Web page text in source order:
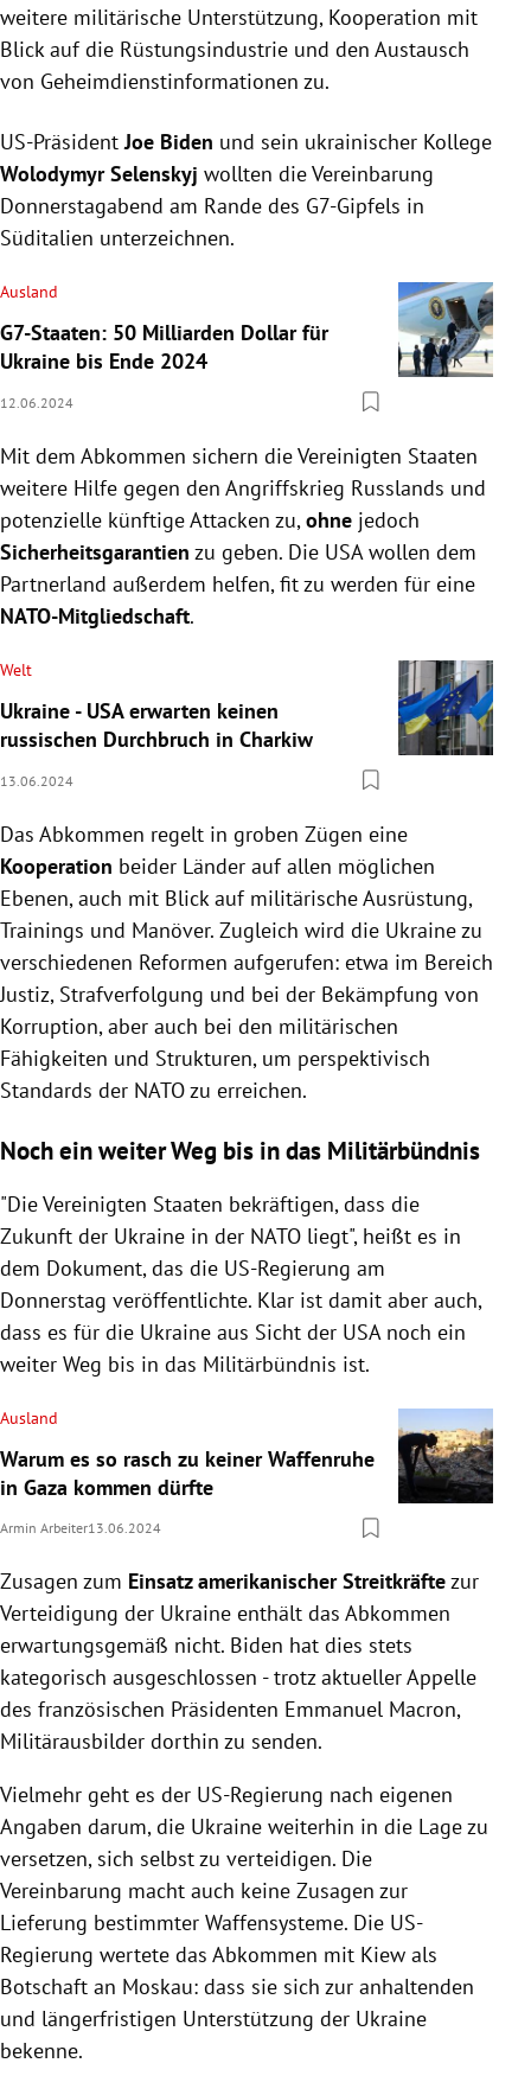
weitere militärische Unterstützung, Kooperation mit
Blick auf die Rüstungsindustrie und den Austausch
von Geheimdienstinformationen zu.
US-PräsidentJoe Biden und sein ukrainischer Kollege
Wolodymyr Selenskyj wollten die Vereinbarung
Donnerstagabend am Rande des G7-Gipfels in
Süditalien unterzeichnen.
Ausland
G7-Staaten: 50 Milliarden Dollar für
Ukraine bis Ende 2024
12.06.2024
Mit dem Abkommen sichern die Vereinigten Staaten
weitere Hilfe gegen den Angriffskrieg Russlands und
potenzielle künftige Attacken zu,ohne jedoch
Sicherheitsgarantien zu geben. Die USA wollen dem
Partnerland außerdem helfen, fit zu werden für eine
NATO-Mitgliedschaft.
Welt
Ukraine - USA erwarten keinen
russischen Durchbruch in Charkiw
13.06.2024
Das Abkommen regelt in groben Zügen eine
Kooperation beider Länder auf allen möglichen
Ebenen, auch mit Blick auf militärische Ausrüstung,
Trainings und Manöver. Zugleich wird die Ukraine zu
verschiedenen Reformen aufgerufen: etwa im Bereich
Justiz, Strafverfolgung und bei der Bekämpfung von
Korruption, aber auch bei den militärischen
Fähigkeiten und Strukturen, um perspektivisch
Standards der NATO zu erreichen.
Noch ein weiter Weg bis in das Militärbündnis
"Die Vereinigten Staaten bekräftigen, dass die
Zukunft der Ukraine in der NATO liegt", heißt es in
dem Dokument, das die US-Regierung am
Donnerstag veröffentlichte. Klar ist damit aber auch,
dass es für die Ukraine aus Sicht der USA noch ein
weiter Weg bis in das Militärbündnis ist.
Ausland
Warum es so rasch zu keiner Waffenruhe
in Gaza kommen dürfte
Armin Arbeiter13.06.2024
Zusagen zum Einsatz amerikanischer Streitkräftezur
Verteidigung der Ukraine enthält das Abkommen
erwartungsgemäß nicht. Biden hat dies stets
kategorisch ausgeschlossen - trotz aktueller Appelle
des französischen Präsidenten Emmanuel Macron,
Militärausbilder dorthin zu senden.
Vielmehr geht es der US-Regierung nach eigenen
Angaben darum, die Ukraine weiterhin in die Lage zu
versetzen, sich selbst zu verteidigen. Die
Vereinbarung macht auch keine Zusagen zur
Lieferung bestimmter Waffensysteme. Die US-
Regierung wertete das Abkommen mit Kiew als
Botschaft an Moskau: dass sie sich zur anhaltenden
und längerfristigen Unterstützung der Ukraine
bekenne.